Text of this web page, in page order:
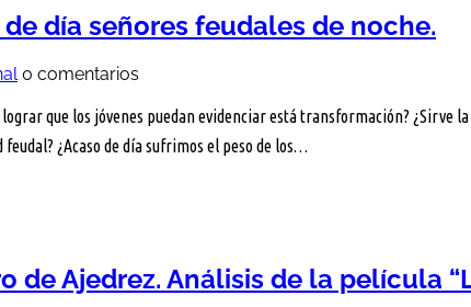
de día señores feudales de noche.
0 comentarios
que los jóvenes puedan evidenciar está transformación?
¿Acaso de día sufrimos el peso de los…
de Ajedrez. Análisis de la película